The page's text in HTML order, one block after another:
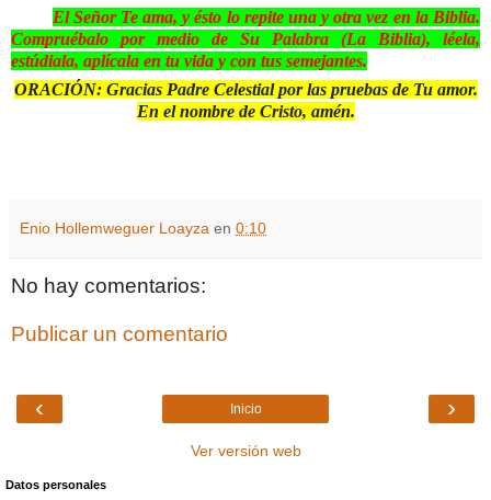
El Señor Te ama, y ésto lo repite una y otra vez en la Biblia.
Compruébalo por medio de Su Palabra (La Biblia), léela,
estúdiala, aplícala en tu vida y con tus semejantes.
ORACIÓN: Gracias Padre Celestial por las pruebas de Tu amor.
En el nombre de Cristo, amén.
Enio Hollemweguer Loayza en 0:10
No hay comentarios:
Publicar un comentario
‹ ›
Inicio
Ver versión web
Datos personales